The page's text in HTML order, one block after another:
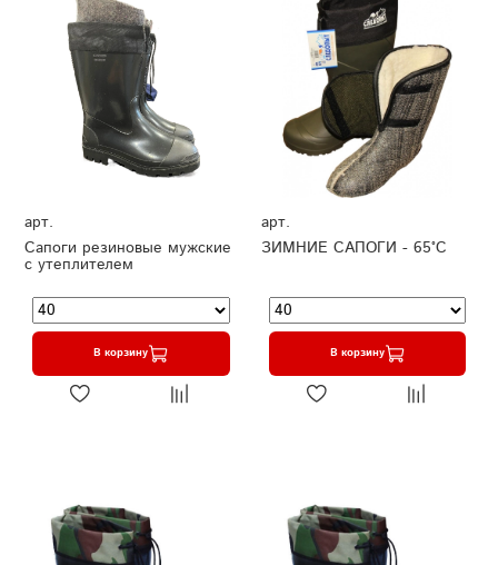
арт.
Сапоги резиновые мужские
с утеплителем
В корзину
арт.
ЗИМНИЕ САПОГИ - 65°C
В корзину